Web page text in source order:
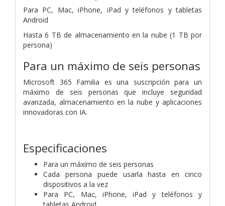
Para PC, Mac, iPhone, iPad y teléfonos y tabletas
Android
Hasta 6 TB de almacenamiento en la nube (1 TB por
persona)
Para un máximo de seis personas
Microsoft 365 Familia es una suscripción para un
máximo de seis personas que incluye seguridad
avanzada, almacenamiento en la nube y aplicaciones
innovadoras con IA.
Especificaciones
Para un máximo de seis personas
Cada persona puede usarla hasta en cinco
dispositivos a la vez
Para PC, Mac, iPhone, iPad y teléfonos y
tabletas Android